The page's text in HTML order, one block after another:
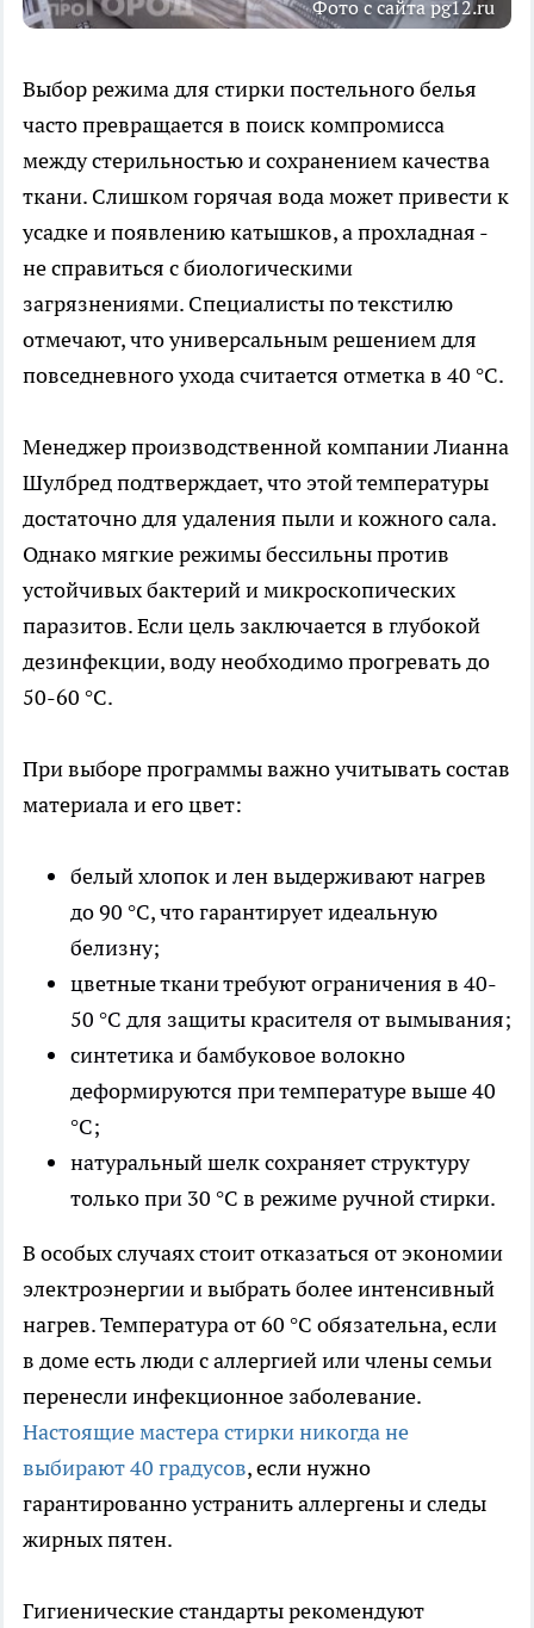
Фото с сайта pg12.ru
Выбор режима для стирки постельного белья
часто превращается в поиск компромисса
между стерильностью и сохранением качества
ткани. Слишком горячая вода может привести к
усадке и появлению катышков, а прохладная -
не справиться с биологическими
загрязнениями. Специалисты по текстилю
отмечают, что универсальным решением для
повседневного ухода считается отметка в 40 °C.
Менеджер производственной компании Лианна
Шулбред подтверждает, что этой температуры
достаточно для удаления пыли и кожного сала.
Однако мягкие режимы бессильны против
устойчивых бактерий и микроскопических
паразитов. Если цель заключается в глубокой
дезинфекции, воду необходимо прогревать до
50-60 °C.
При выборе программы важно учитывать состав
материала и его цвет:
белый хлопок и лен выдерживают нагрев
до 90 °C, что гарантирует идеальную
белизну;
цветные ткани требуют ограничения в 40-
50 °C для защиты красителя от вымывания;
синтетика и бамбуковое волокно
деформируются при температуре выше 40
°C;
натуральный шелк сохраняет структуру
только при 30 °C в режиме ручной стирки.
В особых случаях стоит отказаться от экономии
электроэнергии и выбрать более интенсивный
нагрев. Температура от 60 °C обязательна, если
в доме есть люди с аллергией или члены семьи
перенесли инфекционное заболевание.
Настоящие мастера стирки никогда не
выбирают 40 градусов, если нужно
гарантированно устранить аллергены и следы
жирных пятен.
Гигиенические стандарты рекомендуют